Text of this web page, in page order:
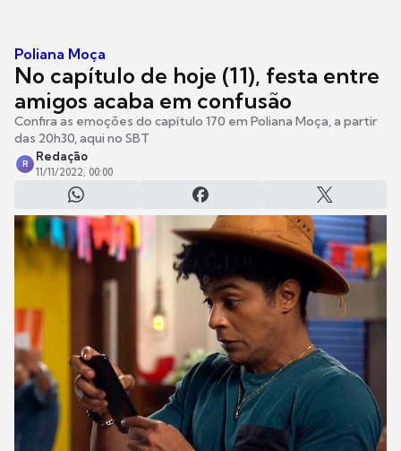
Poliana Moça
No capítulo de hoje (11), festa entre
amigos acaba em confusão
Confira as emoções do capítulo 170 em Poliana Moça, a partir
das 20h30, aqui no SBT
R
Redação
11/11/2022, 00:00